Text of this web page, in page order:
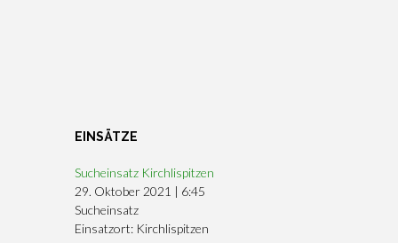
EINSÄTZE
Sucheinsatz Kirchlispitzen
29. Oktober 2021 | 6:45
Sucheinsatz
Einsatzort: Kirchlispitzen